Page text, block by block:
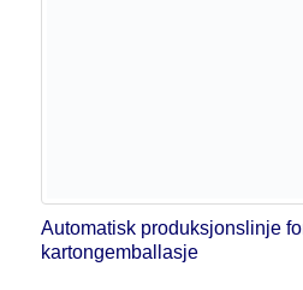
Automatisk produksjonslinje
kartongemballasje